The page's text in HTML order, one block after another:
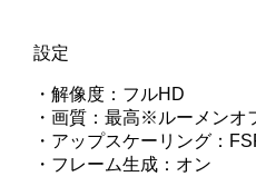
設定
・解像度：フルHD
・画質：最高※ルーメンオ
・アップスケーリング：
・フレーム生成：オン